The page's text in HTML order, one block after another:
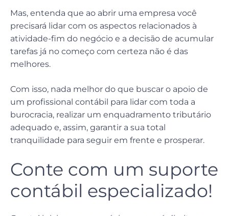
Mas, entenda que ao abrir uma empresa você
precisará lidar com os aspectos relacionados à
atividade-fim do negócio e a decisão de acumular
tarefas já no começo com certeza não é das
melhores.
Com isso, nada melhor do que buscar o apoio de
um profissional contábil para lidar com toda a
burocracia, realizar um enquadramento tributário
adequado e, assim, garantir a sua total
tranquilidade para seguir em frente e prosperar.
Conte com um suporte
contábil especializado!